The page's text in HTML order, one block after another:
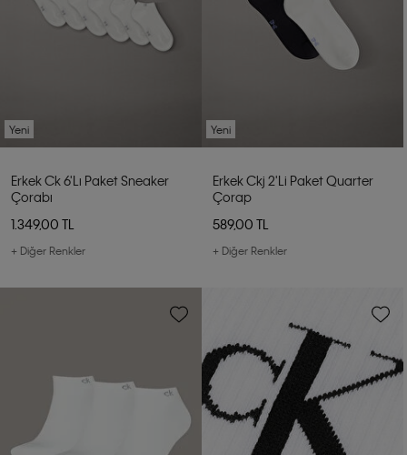
Yeni
Erkek Ck 6'lı Paket Sneaker
Çorabı
1.349,00 TL
+ Diğer Renkler
Yeni
Erkek Ckj 2'li Paket Quarter
Çorap
589,00 TL
+ Diğer Renkler